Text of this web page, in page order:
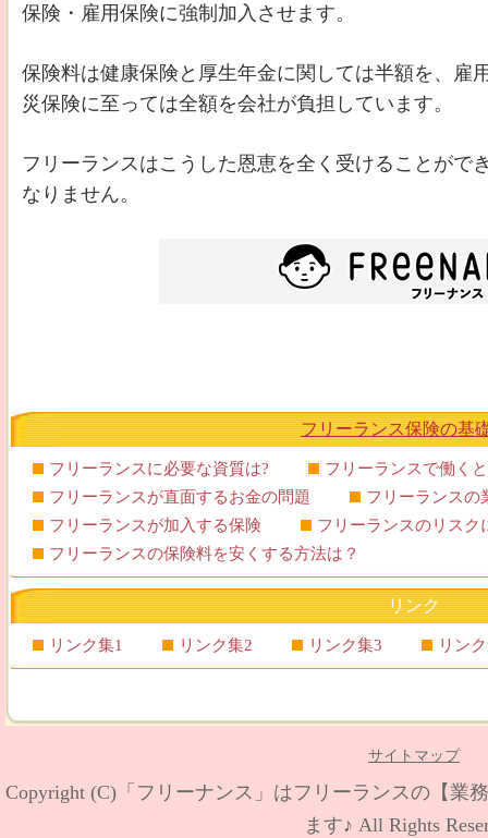
保険・雇用保険に強制加入させます。
保険料は健康保険と厚生年金に関しては半額を、雇
災保険に至っては全額を会社が負担しています。
フリーランスはこうした恩恵を全く受けることがで
なりません。
フリーランス保険の基
フリーランスに必要な資質は?
フリーランスで働く
フリーランスが直面するお金の問題
フリーランスの
フリーランスが加入する保険
フリーランスのリスク
フリーランスの保険料を安くする方法は？
リンク
リンク集1 リンク集2 リンク集3 リン
サイトマップ
Copyright (C) 「フリーナンス」はフリーランスの【業
ます♪ All Rights